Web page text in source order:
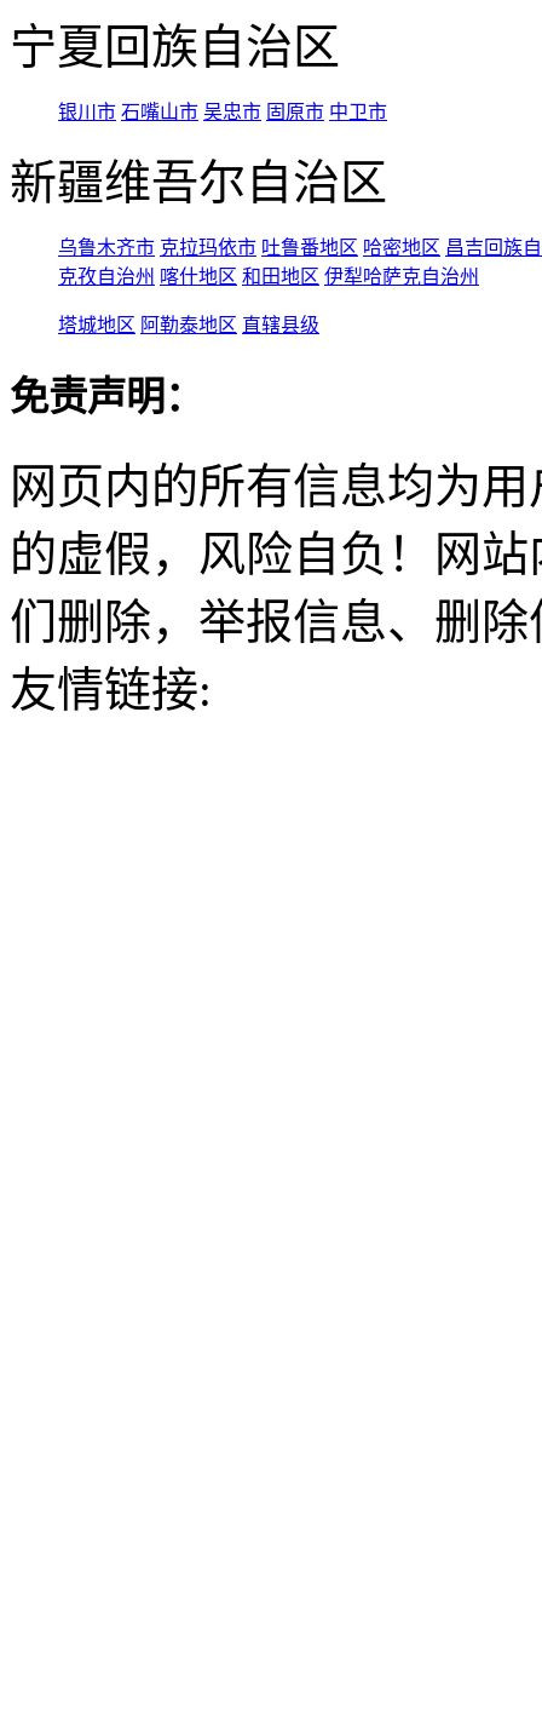
宁夏回族自治区
银川市 石嘴山市 吴忠市 固原市 中卫市
新疆维吾尔自治区
乌鲁木齐市 克拉玛依市 吐鲁番地区 哈密地区 昌吉回族
克孜自治州 喀什地区 和田地区 伊犁哈萨克自治州
塔城地区 阿勒泰地区 直辖县级
免责声明：
网页内的所有信息均为
的虚假，风险自负！网
们删除，举报信息、删
友情链接: